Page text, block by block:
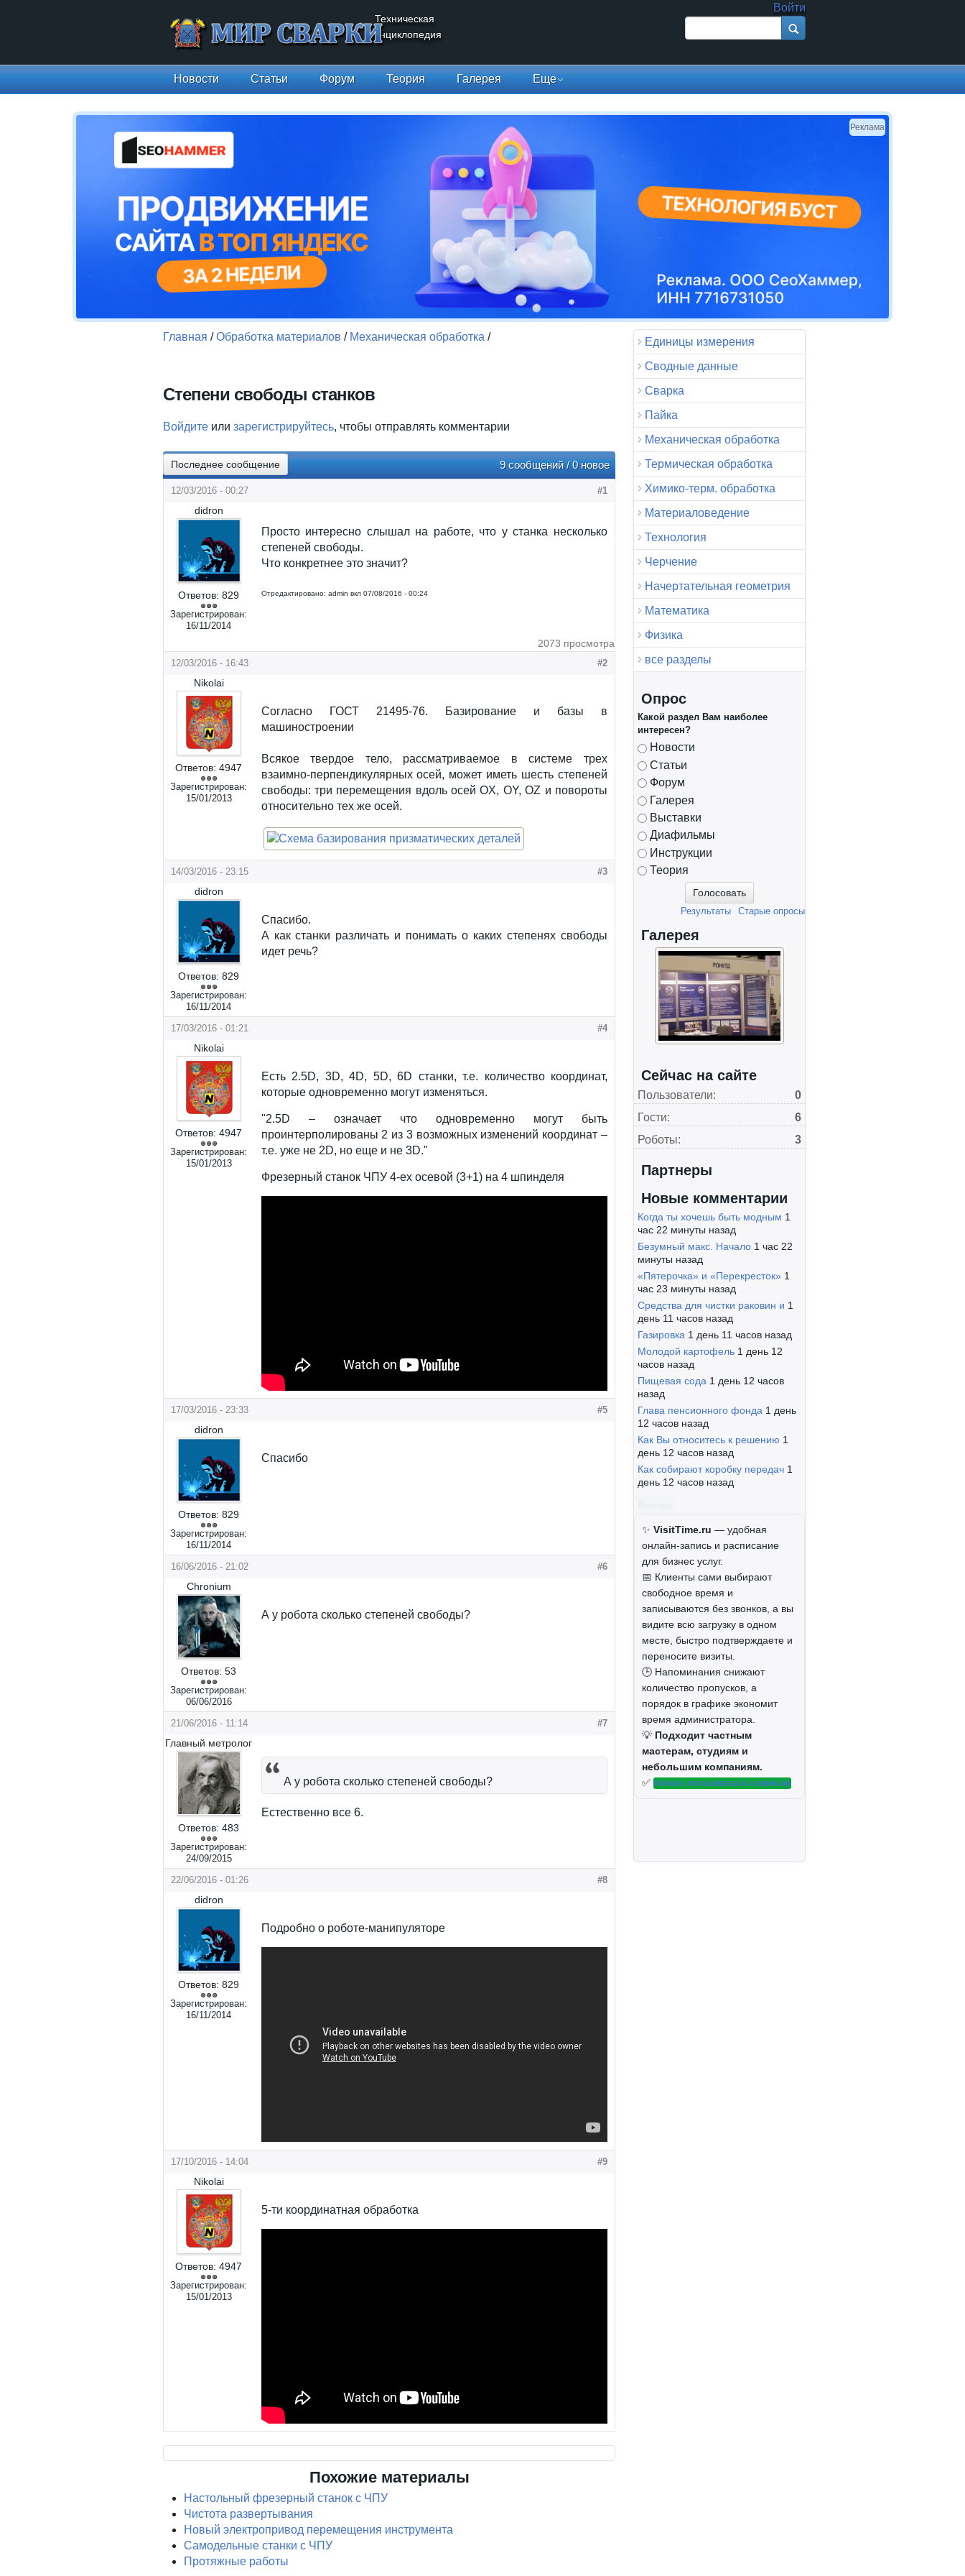
Техническая
энциклопедия
Войти
Форма поиска
Новости Статьи Форум Теория Галерея Еще
Реклама
Главная /Обработка материалов / Механическая обработка /
Степени свободы станков
Войдите или зарегистрируйтесь, чтобы отправлять комментарии
Последнее сообщение 9 сообщений / 0 новое
12/03/2016 - 00:27 #1
didron
Ответов: 829
Зарегистрирован:
16/11/2014
Просто интересно слышал на работе, что у станка несколько
степеней свободы.
Что конкретнее это значит?
Отредактировано: admin вкл 07/08/2016 - 00:24
2073 просмотра
12/03/2016 - 16:43 #2
Nikolai
Ответов: 4947
Зарегистрирован:
15/01/2013
Согласно ГОСТ 21495-76. Базирование и базы в
машиностроении
Всякое твердое тело, рассматриваемое в системе трех
взаимно-перпендикулярных осей, может иметь шесть степеней
свободы: три перемещения вдоль осей OX, OY, OZ и повороты
относительно тех же осей.
14/03/2016 - 23:15 #3
didron
Ответов: 829
Зарегистрирован:
16/11/2014
Спасибо.
А как станки различать и понимать о каких степенях свободы
идет речь?
17/03/2016 - 01:21 #4
Nikolai
Ответов: 4947
Зарегистрирован:
15/01/2013
Есть 2.5D, 3D, 4D, 5D, 6D станки, т.е. количество координат,
которые одновременно могут изменяться.
"2.5D – означает что одновременно могут быть
проинтерполированы 2 из 3 возможных изменений координат –
т.е. уже не 2D, но еще и не 3D."
Фрезерный станок ЧПУ 4-ех осевой (3+1) на 4 шпинделя
17/03/2016 - 23:33 #5
didron
Ответов: 829
Зарегистрирован:
16/11/2014
Спасибо
16/06/2016 - 21:02 #6
Chronium
Ответов: 53
Зарегистрирован:
06/06/2016
А у робота сколько степеней свободы?
21/06/2016 - 11:14 #7
Главный метролог
Ответов: 483
Зарегистрирован:
24/09/2015
А у робота сколько степеней свободы?
Естественно все 6.
22/06/2016 - 01:26 #8
didron
Ответов: 829
Зарегистрирован:
16/11/2014
Подробно о роботе-манипуляторе
17/10/2016 - 14:04 #9
Nikolai
Ответов: 4947
Зарегистрирован:
15/01/2013
5-ти координатная обработка
Похожие материалы
Настольный фрезерный станок с ЧПУ
Чистота развертывания
Новый электропривод перемещения инструмента
Самодельные станки с ЧПУ
Протяжные работы
Единицы измерения
Сводные данные
Сварка
Пайка
Механическая обработка
Термическая обработка
Химико-терм. обработка
Материаловедение
Технология
Черчение
Начертательная геометрия
Математика
Физика
все разделы
Опрос
Какой раздел Вам наиболее
интересен?
Варианты
Новости
Статьи
Форум
Галерея
Выставки
Диафильмы
Инструкции
Теория
Старые опросы
Результаты
Галерея
Сейчас на сайте
Пользователи:
0
Гости:
6
Роботы:
3
Партнеры
Новые комментарии
Когда ты хочешь быть модным 1
час 22 минуты назад
Безумный макс. Начало 1 час 22
минуты назад
«Пятерочка» и «Перекресток» 1
час 23 минуты назад
Средства для чистки раковин и 1
день 11 часов назад
Газировка 1 день 11 часов назад
Молодой картофель 1 день 12
часов назад
Пищевая сода 1 день 12 часов
назад
Глава пенсионного фонда 1 день
12 часов назад
Как Вы относитесь к решению 1
день 12 часов назад
Как собирают коробку передач 1
день 12 часов назад
✨ VisitTime.ru — удобная
онлайн-запись и расписание
для бизнес услуг.
📅 Клиенты сами выбирают
свободное время и
записываются без звонков, а вы
видите всю загрузку в одном
месте, быстро подтверждаете и
переносите визиты.
🕒 Напоминания снижают
количество пропусков, а
порядок в графике экономит
время администратора.
💡 Подходит частным
мастерам, студиям и
небольшим компаниям.
✅ Начать пользоваться сервисом